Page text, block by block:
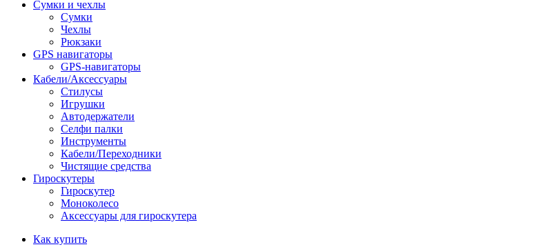
Сумки и чехлы
Сумки
Чехлы
Рюкзаки
GPS навигаторы
GPS-навигаторы
Кабели/Аксессуары
Стилусы
Игрушки
Автодержатели
Селфи палки
Инструменты
Кабели/Переходники
Чистящие средства
Гироскутеры
Гироскутер
Моноколесо
Аксессуары для гироскутера
Как купить